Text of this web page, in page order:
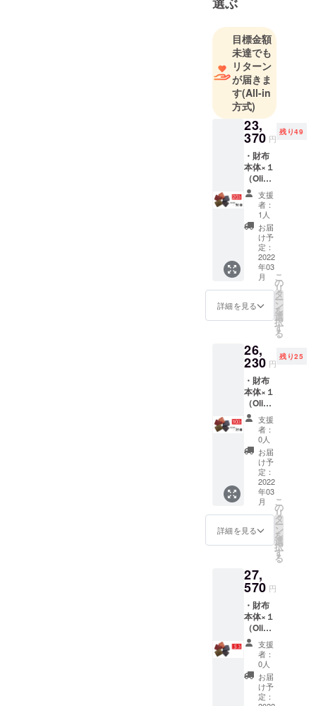
れた革製品
の販売を
行っていま
す。財布も
作っていま
目標金額
未達でも
リターン
が届きま
す(All-in
方式)
23,
370 円
残り49
・財布
本体×１
（Olivia
緑、
Brown
ダーク
ブラウ
ン、
Navyネ
ビー、
Cognac
茶色、
Nero
黒） ・
箱 ・
袋 価
格：
23,370
円 税・
送料込
み
支援
者：
1人
お届
け予
定：
2022
年03
月
詳細を見る
こ
の
リ
タ
ー
ン
を
選
択
す
る
26,
230 円
残り25
・財布
本体×１
（Olivia
緑、
Brown
ダーク
ブラウ
ン、
Navyネ
ビー、
Cognac
茶色、
Nero
黒） ・
箱 ・
袋 価
格：
26,230
円 税・
送料込
み
支援
者：
0人
お届
け予
定：
2022
年03
月
詳細を見る
こ
の
リ
タ
ー
ン
を
選
択
す
る
27,
570 円
・財布
本体×１
（Olivia
緑、
Brown
ダーク
ブラウ
ン、
Navyネ
支援
者：
0人
お届
け予
定：